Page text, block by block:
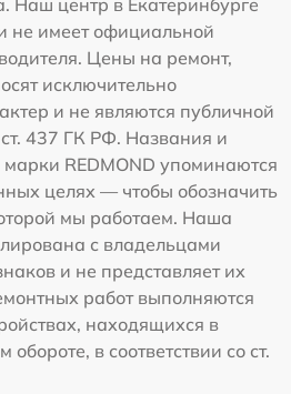
Наш центр в Екатеринбурге
не имеет официальной
Цены на ремонт,
исключительно
и не являются публичной
437 ГК РФ. Названия и
марки REDMOND упоминаются
целях — чтобы обозначить
мы работаем. Наша
с владельцами
и не представляет их
работ выполняются
находящихся в
в соответствии со ст.